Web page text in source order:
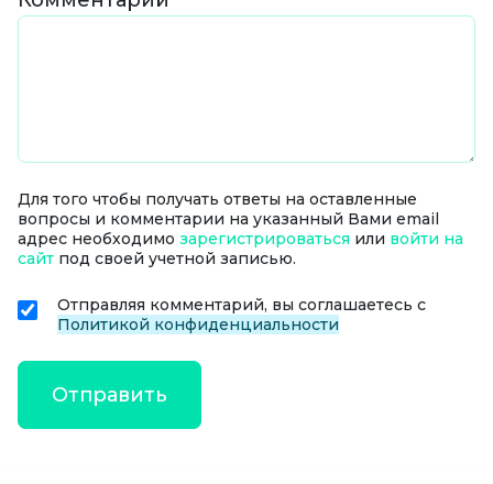
Для того чтобы получать ответы на оставленные
вопросы и комментарии на указанный Вами email
адрес необходимо зарегистрироваться или войти на
сайт под своей учетной записью.
Отправляя комментарий, вы соглашаетесь с
Политикой конфиденциальности